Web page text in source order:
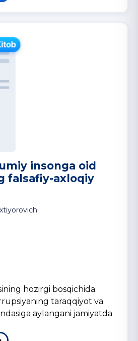
insonga oid
falsafiy-axloqiy
hozirgi bosqichida
taraqqiyot va
aylangani jamiyatda